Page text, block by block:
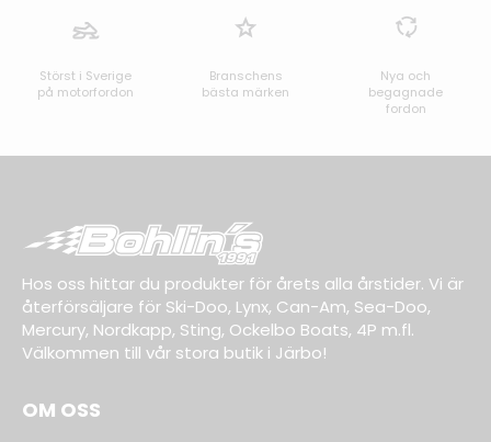
Störst i Sverige
på motorfordon
Branschens
bästa märken
Nya och
begagnade
fordon
Hos oss hittar du produkter för årets alla årstider. Vi är
återförsäljare för Ski-Doo, Lynx, Can-Am, Sea-Doo,
Mercury, Nordkapp, Sting, Ockelbo Boats, 4P m.fl.
Välkommen till vår stora butik i Järbo!
OM OSS